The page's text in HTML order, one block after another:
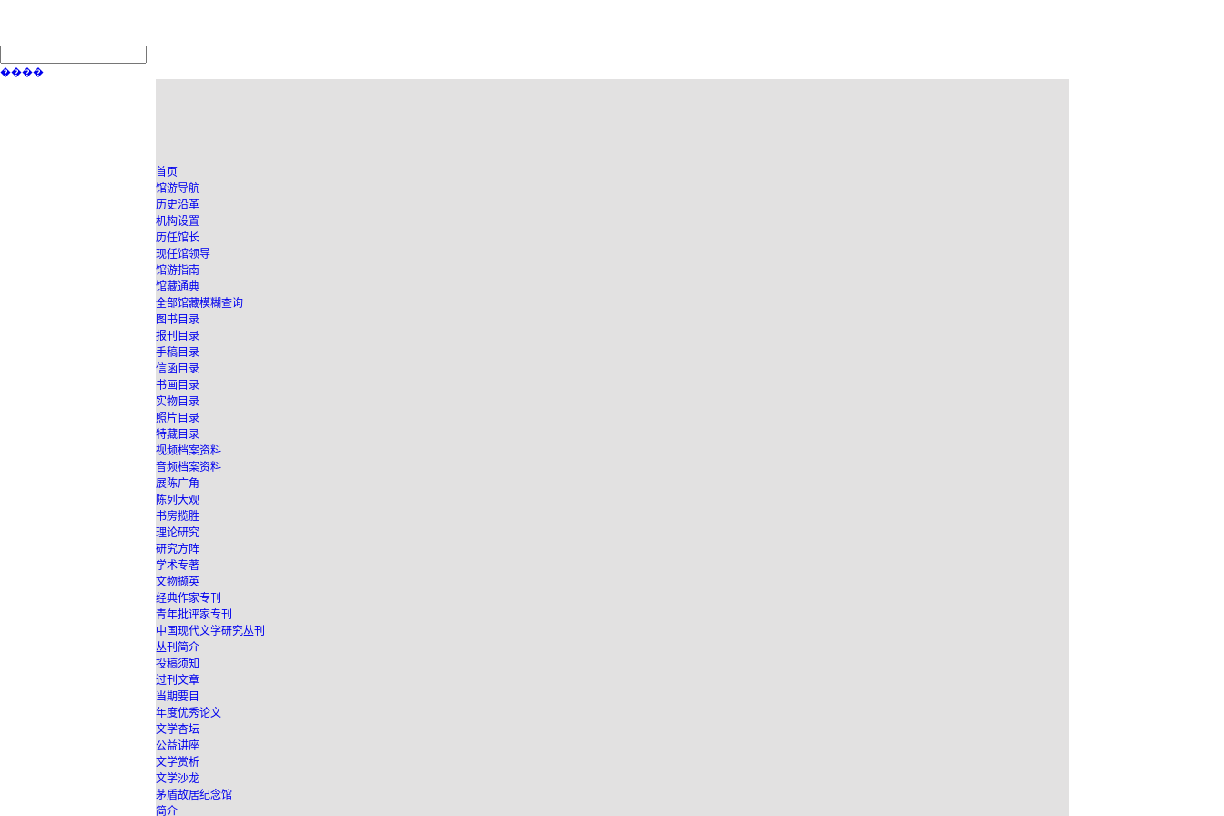
����
首页
馆游导航
历史沿革
机构设置
历任馆长
现任馆领导
馆游指南
馆藏通典
全部馆藏模糊查询
图书目录
报刊目录
手稿目录
信函目录
书画目录
实物目录
照片目录
特藏目录
视频档案资料
音频档案资料
展陈广角
陈列大观
书房揽胜
理论研究
研究方阵
学术专著
文物撷英
经典作家专刊
青年批评家专刊
中国现代文学研究丛刊
丛刊简介
投稿须知
过刊文章
当期要目
年度优秀论文
文学杏坛
公益讲座
文学赏析
文学沙龙
茅盾故居纪念馆
简介